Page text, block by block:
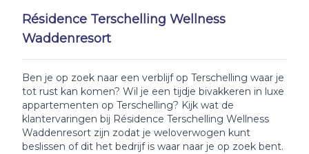
Résidence Terschelling Wellness
Waddenresort
Ben je op zoek naar een verblijf op Terschelling waar je
tot rust kan komen? Wil je een tijdje bivakkeren in luxe
appartementen op Terschelling? Kijk wat de
klantervaringen bij Résidence Terschelling Wellness
Waddenresort zijn zodat je weloverwogen kunt
beslissen of dit het bedrijf is waar naar je op zoek bent.